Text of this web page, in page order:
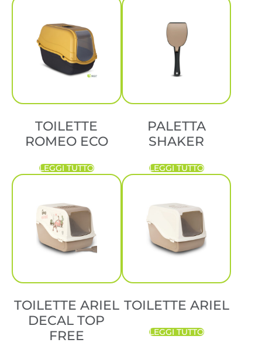
TOILETTE
ROMEO ECO
LEGGI TUTTO
PALETTA
SHAKER
LEGGI TUTTO
TOILETTE ARIEL
DECAL TOP
FREE
TOILETTE ARIEL
LEGGI TUTTO